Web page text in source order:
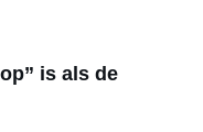
is als de